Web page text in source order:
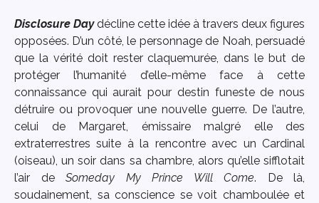
Disclosure Daydécline cette idée à travers deux figures
opposées. D’un côté, le personnage de Noah, persuadé
que la vérité doit rester claquemurée, dans le but de
protéger l’humanité d’elle-même face à cette
connaissance qui aurait pour destin funeste de nous
détruire ou provoquer une nouvelle guerre. De l’autre,
celui de Margaret, émissaire malgré elle des
extraterrestres suite à la rencontre avec un Cardinal
(oiseau), un soir dans sa chambre, alors qu’elle sifflotait
l’air de Someday My Prince Will Come. De là,
soudainement, sa conscience se voit chamboulée et